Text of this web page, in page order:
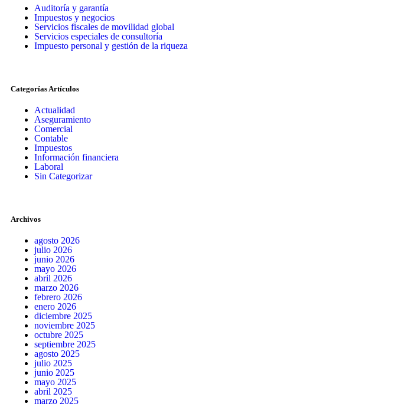
Auditoría y garantía
Impuestos y negocios
Servicios fiscales de movilidad global
Servicios especiales de consultoría
Impuesto personal y gestión de la riqueza
Categorías Artículos
Actualidad
Aseguramiento
Comercial
Contable
Impuestos
Información financiera
Laboral
Sin Categorizar
Archivos
agosto 2026
julio 2026
junio 2026
mayo 2026
abril 2026
marzo 2026
febrero 2026
enero 2026
diciembre 2025
noviembre 2025
octubre 2025
septiembre 2025
agosto 2025
julio 2025
junio 2025
mayo 2025
abril 2025
marzo 2025